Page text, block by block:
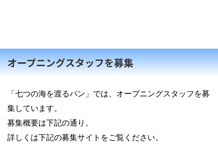
オープニングスタッフを募集
「七つの海を渡るパン」では、オープニングスタッフを募
集しています。
募集概要は下記の通り。
詳しくは下記の募集サイトをご覧ください。